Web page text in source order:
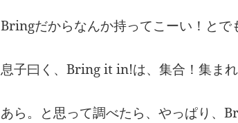
Bringだからなんか持ってこーい！と
息子曰く、Bring it in!は、集合！集まれ
あら。と思って調べたら、やっぱり、